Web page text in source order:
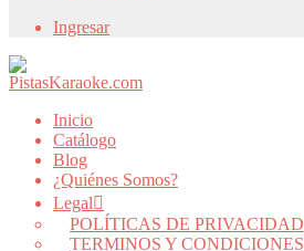
Ingresar
Inicio
Catálogo
Blog
¿Quiénes Somos?
Legal
POLÍTICAS DE PRIVACIDAD
TERMINOS Y CONDICIONES